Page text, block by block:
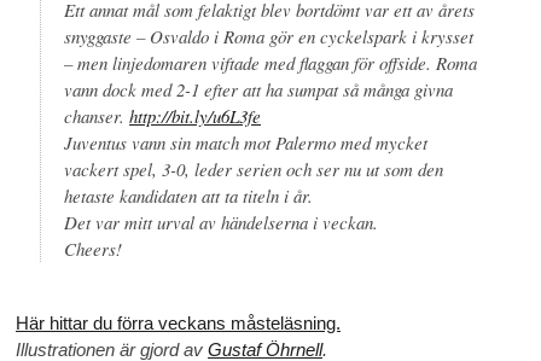
Ett annat mål som felaktigt blev bortdömt var ett av årets
snyggaste – Osvaldo i Roma gör en cyckelspark i krysset
– men linjedomaren viftade med flaggan för offside. Roma
vann dock med 2-1 efter att ha sumpat så många givna
chanser. http://bit.ly/u6L3fe
Juventus vann sin match mot Palermo med mycket
vackert spel, 3-0, leder serien och ser nu ut som den
hetaste kandidaten att ta titeln i år.
Det var mitt urval av händelserna i veckan.
Cheers!
Här hittar du förra veckans måsteläsning.
Illustrationen är gjord av Gustaf Öhrnell.